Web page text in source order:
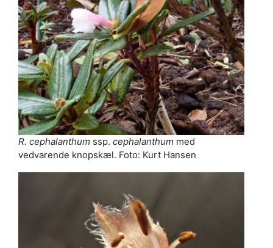
R. cephalanthum ssp. cephalanthum med
vedvarende knopskæl. Foto: Kurt Hansen